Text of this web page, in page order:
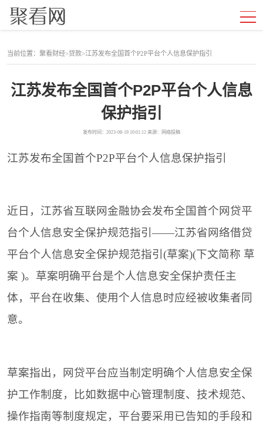
当前位置： 聚看财经>贷款>江苏发布全国首个P2P平台个人信息保护指引
江苏发布全国首个P2P平台个人信息
保护指引
发布时间：2023-08-19 10:01:12 来源：网络投稿
江苏发布全国首个P2P平台个人信息保护指引
近日，江苏省互联网金融协会发布全国首个网贷平
台个人信息安全保护规范指引——江苏省网络借贷
平台个人信息安全保护规范指引(草案)(下文简称 草
案 )。草案明确平台是个人信息安全保护责任主
体，平台在收集、使用个人信息时应经被收集者同
意。
草案指出，网贷平台应当制定明确个人信息安全保
护工作制度，比如数据中心管理制度、技术规范、
操作指南等制度规定，平台要采用已告知的手段和